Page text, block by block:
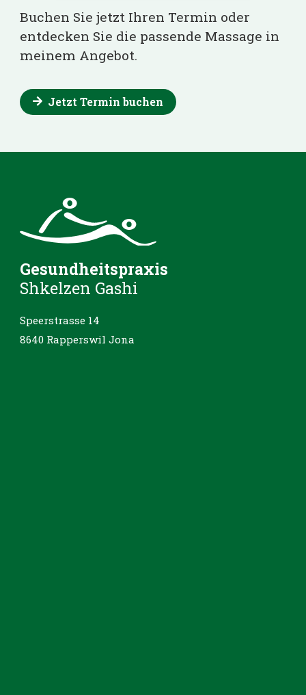
Buchen Sie jetzt Ihren Termin oder
entdecken Sie die passende Massage in
meinem Angebot.
Jetzt Termin buchen
Gesundheitspraxis
Shkelzen Gashi
Speerstrasse 14
8640 Rapperswil Jona